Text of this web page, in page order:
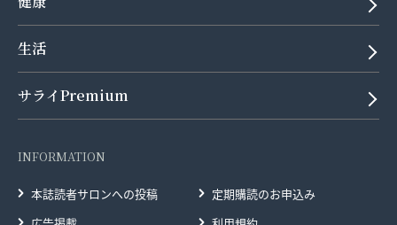
生活
サライPremium
INFORMATION
本誌読者サロンへの投稿
定期購読のお申込み